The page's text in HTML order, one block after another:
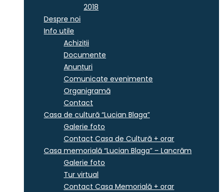
2018
Despre noi
Info utile
Achiziții
Documente
Anunțuri
Comunicate evenimente
Organigramă
Contact
Casa de cultură “Lucian Blaga”
Galerie foto
Contact Casa de Cultură + orar
Casa memorială “Lucian Blaga” – Lancrăm
Galerie foto
Tur virtual
Contact Casa Memorială + orar